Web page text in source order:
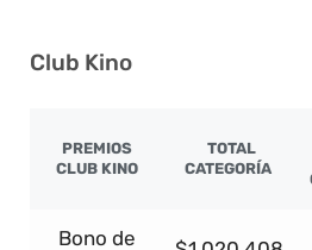
Club Kino
PREMIOS
CLUB KINO
TOTAL
CATEGORÍA
Bono de